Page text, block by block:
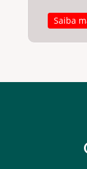
Saiba